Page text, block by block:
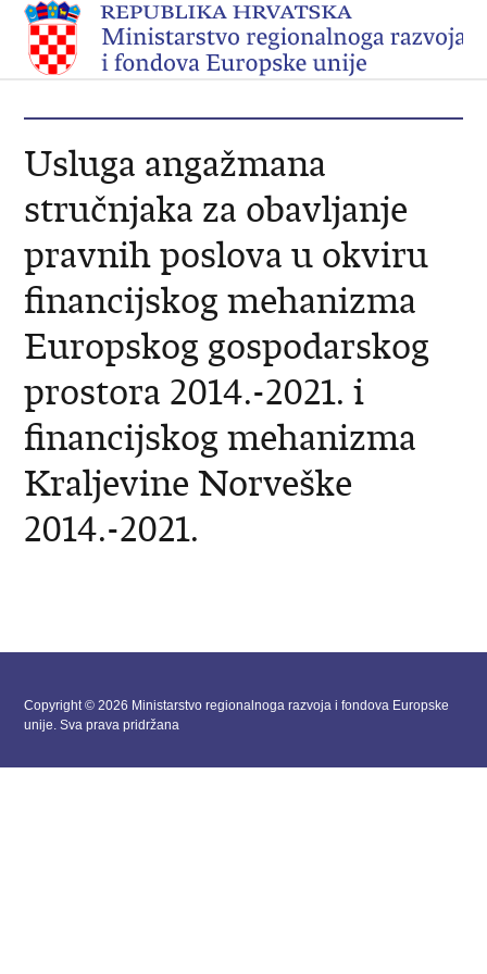
Usluga angažmana
stručnjaka za obavljanje
pravnih poslova u okviru
financijskog mehanizma
Europskog gospodarskog
prostora 2014.-2021. i
financijskog mehanizma
Kraljevine Norveške
2014.-2021.
Copyright © 2026 Ministarstvo regionalnoga razvoja i fondova Europske
unije. Sva prava pridržana